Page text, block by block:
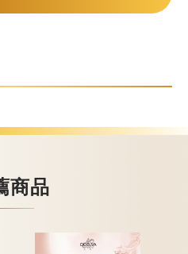
霜淇淋
可芙
商品